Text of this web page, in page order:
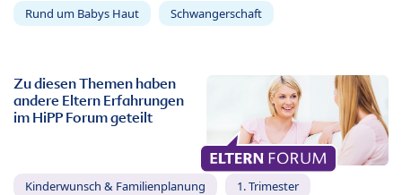
Rund um Babys Haut Schwangerschaft
Zu diesen Themen haben
andere Eltern Erfahrungen
im HiPP Forum geteilt
Kinderwunsch & Familienplanung 1. Trimester